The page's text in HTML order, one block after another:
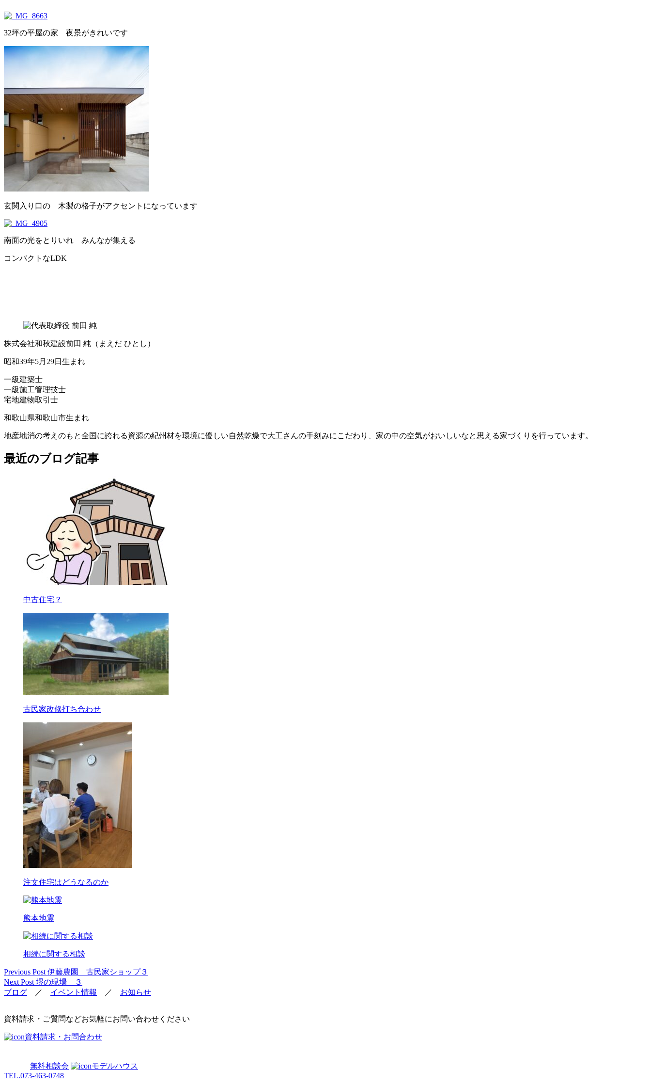
32坪の平屋の家 夜景がきれいです
玄関入り口の 木製の格子がアクセントになっています
南面の光をとりいれ みんなが集える
コンパクトなLDK
株式会社和秋建設前田 純 （まえだ ひとし）
昭和39年5月29日生まれ
一級建築士
一級施工管理技士
宅地建物取引士
和歌山県和歌山市生まれ
地産地消の考えのもと全国に誇れる資源の紀州材を環境に優しい自然乾燥で大工さんの手刻みにこだわり、家の中の空気がおいしいなと思える家づくりを行っています。
最近のブログ記事
中古住宅？
古民家改修打ち合わせ
注文住宅はどうなるのか
熊本地震
相続に関する相談
投
稿
ビ
ゲ
ョ
Previous Post 伊藤農園 古民家ショップ３
Next Post 堺の現場 ３
ブログ ／ イベント情報 ／ お知らせ
資料請求・ご質問などお気軽にお問い合わせください
資料請求・お問合わせ
無料相談会
モデルハウス
TEL.073-463-0748